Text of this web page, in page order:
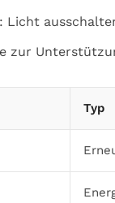
Licht
zur
Typ